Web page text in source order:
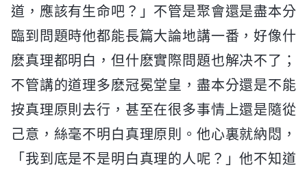
道，應該有生命吧？」不管是聚會還是盡本分
臨到問題時他都能長篇大論地講一番，好像什
麽真理都明白，但什麽實際問題也解决不了；
不管講的道理多麽冠冕堂皇，盡本分還是不能
按真理原則去行，甚至在很多事情上還是隨從
己意，絲毫不明白真理原則。他心裏就納悶，
「我到底是不是明白真理的人呢？」他不知道